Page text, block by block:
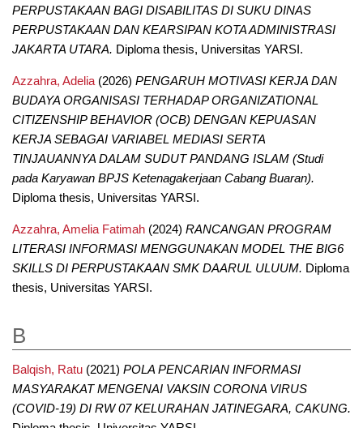
PERPUSTAKAAN BAGI DISABILITAS DI SUKU DINAS
PERPUSTAKAAN DAN KEARSIPAN KOTA ADMINISTRASI
JAKARTA UTARA. Diploma thesis, Universitas YARSI.
Azzahra, Adelia(2026) PENGARUH MOTIVASI KERJA DAN
BUDAYA ORGANISASI TERHADAP ORGANIZATIONAL
CITIZENSHIP BEHAVIOR (OCB) DENGAN KEPUASAN
KERJA SEBAGAI VARIABEL MEDIASI SERTA
TINJAUANNYA DALAM SUDUT PANDANG ISLAM (Studi
pada Karyawan BPJS Ketenagakerjaan Cabang Buaran).
Diploma thesis, Universitas YARSI.
Azzahra, Amelia Fatimah(2024) RANCANGAN PROGRAM
LITERASI INFORMASI MENGGUNAKAN MODEL THE BIG6
SKILLS DI PERPUSTAKAAN SMK DAARUL ULUUM. Diploma
thesis, Universitas YARSI.
B
Balqish, Ratu(2021) POLA PENCARIAN INFORMASI
MASYARAKAT MENGENAI VAKSIN CORONA VIRUS
(COVID-19) DI RW 07 KELURAHAN JATINEGARA, CAKUNG.